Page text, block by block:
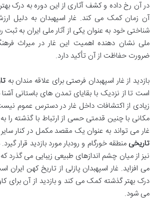
در آن رخ داده و کشف آثاری از این دوره به درک
آن زمان کمک می کند. غار اسپهبدان به دلیل
شناختی خود به عنوان یکی از آثار ملی ایران به
ملی نشان دهنده اهمیت این غار در میراث
ضرورت حفاظت از آن تأکید دارد.
بازدید از غار اسپهبدان فرصتی برای علاقه مندان به
است تا از نزدیک با بقایای تمدن های باستانی
زیادی از اکتشافات داخل غار در دسترس عموم
مکانی با چنین قدمتی حسی از ارتباط با گذشته را
غار می تواند به عنوان یک مقصد مکمل در کنار
تاریخی منطقه خورگام و رودبار مورد بازدید قرار
نیز از میان چشم اندازهای طبیعی زیبایی می گذرد
می افزاید. غار اسپهبدان پازلی از تاریخ کهن
درک بهتر گذشته کمک می کند و بازدید از آن برای
می شود.